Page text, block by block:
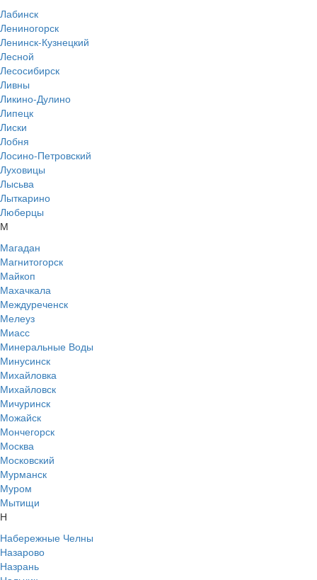
Лабинск
Лениногорск
Ленинск-Кузнецкий
Лесной
Лесосибирск
Ливны
Ликино-Дулино
Липецк
Лиски
Лобня
Лосино-Петровский
Луховицы
Лысьва
Лыткарино
Люберцы
М
Магадан
Магнитогорск
Майкоп
Махачкала
Междуреченск
Мелеуз
Миасс
Минеральные Воды
Минусинск
Михайловка
Михайловск
Мичуринск
Можайск
Мончегорск
Москва
Московский
Мурманск
Муром
Мытищи
Н
Набережные Челны
Назарово
Назрань